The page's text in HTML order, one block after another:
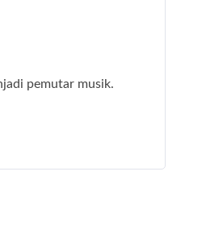
pemutar musik.